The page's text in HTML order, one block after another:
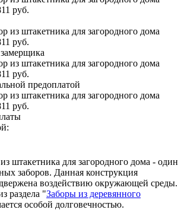
предоплатой
штакетника для загородного дома - один
заборов. Данная конструкция
воздействию окружающей среды.
раздела "Заборы из деревянного
особой долговечностью.